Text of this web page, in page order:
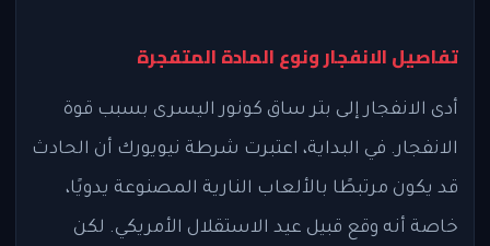
تفاصيل الانفجار ونوع المادة المتفجرة
أدى الانفجار إلى بتر ساق كونور اليسرى بسبب قوة
الانفجار. في البداية، اعتبرت شرطة نيويورك أن الحادث
قد يكون مرتبطًا بالألعاب النارية المصنوعة يدويًا،
خاصة أنه وقع قبيل عيد الاستقلال الأمريكي. لكن